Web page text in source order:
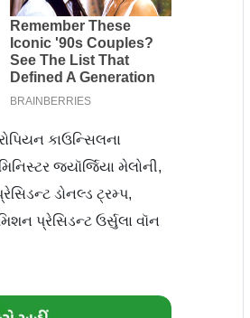
કાઉન્સિલના
જ્યૉર્જિયા મેલોની,
ડોનલ્ડ ટ્રમ્પ,
પ્રેસિડન્ટ ઉર્સુલા વૉન